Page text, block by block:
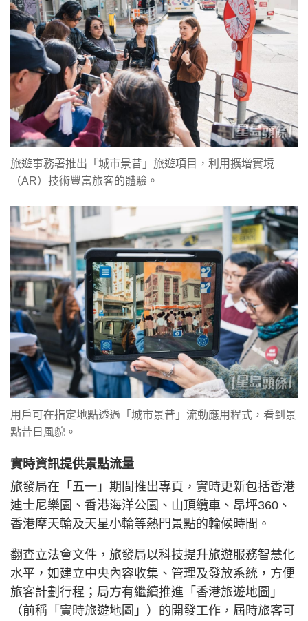
旅遊事務署推出「城市景昔」旅遊項目，利用擴增實境
（AR）技術豐富旅客的體驗。
用戶可在指定地點透過「城市景昔」流動應用程式，看到景
點昔日風貌。
實時資訊提供景點流量
旅發局在「五一」期間推出專頁，實時更新包括香港
迪士尼樂園、香港海洋公園、山頂纜車、昂坪360、
香港摩天輪及天星小輪等熱門景點的輪候時間。
翻查立法會文件，旅發局以科技提升旅遊服務智慧化
水平，如建立中央內容收集、管理及發放系統，方便
旅客計劃行程；局方有繼續推進「香港旅遊地圖」
（前稱「實時旅遊地圖」）的開發工作，屆時旅客可